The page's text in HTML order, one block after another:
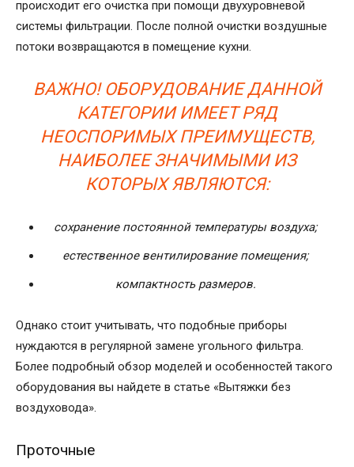
происходит его очистка при помощи двухуровневой
системы фильтрации. После полной очистки воздушные
потоки возвращаются в помещение кухни.
ВАЖНО! ОБОРУДОВАНИЕ ДАННОЙ
КАТЕГОРИИ ИМЕЕТ РЯД
НЕОСПОРИМЫХ ПРЕИМУЩЕСТВ,
НАИБОЛЕЕ ЗНАЧИМЫМИ ИЗ
КОТОРЫХ ЯВЛЯЮТСЯ:
сохранение постоянной температуры воздуха;
естественное вентилирование помещения;
компактность размеров.
Однако стоит учитывать, что подобные приборы
нуждаются в регулярной замене угольного фильтра.
Более подробный обзор моделей и особенностей такого
оборудования вы найдете в статье «Вытяжки без
воздуховода».
Проточные